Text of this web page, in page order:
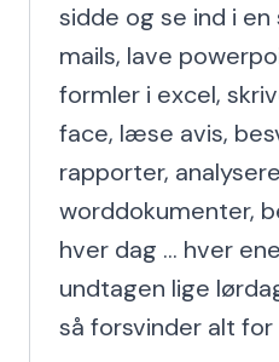
sidde og se ind i
mails, lave
formler i excel,
face, læse avis,
rapporter,
worddokumenter,
hver dag ... hver
undtagen lige
så forsvinder alt for